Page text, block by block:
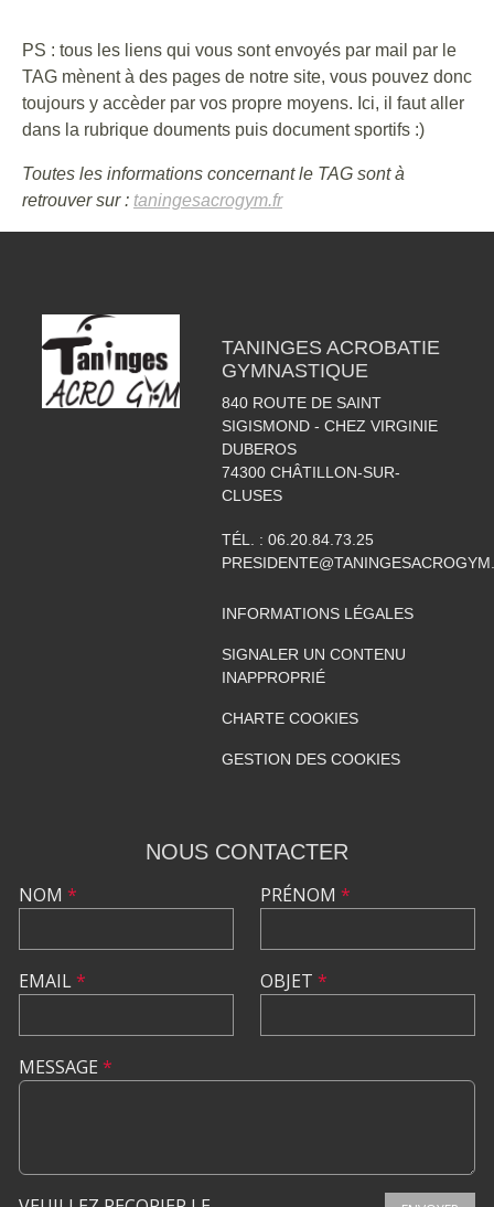
PS : tous les liens qui vous sont envoyés par mail par le
TAG mènent à des pages de notre site, vous pouvez donc
toujours y accèder par vos propre moyens. Ici, il faut aller
dans la rubrique douments puis document sportifs :)
Toutes les informations concernant le TAG sont à
retrouver sur : taningesacrogym.fr
TANINGES ACROBATIE
GYMNASTIQUE
840 ROUTE DE SAINT
SIGISMOND - CHEZ VIRGINIE
DUBEROS
74300 CHÂTILLON-SUR-
CLUSES
TÉL. : 06.20.84.73.25
INFORMATIONS LÉGALES
SIGNALER UN CONTENU
INAPPROPRIÉ
CHARTE COOKIES
GESTION DES COOKIES
NOUS CONTACTER
NOM *
EMAIL*
PRÉNOM *
OBJET *
MESSAGE *